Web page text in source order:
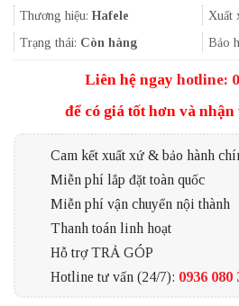
Thương hiệu: Hafele Xuất
Trạng thái: Còn hàng Bảo
Liên hệ ngay hotline:
để có giá tốt hơn và
Cam kết xuất xứ & bảo hành
Miễn phí lắp đặt toàn quốc
Miễn phí vận chuyển nội thành
Thanh toán linh hoạt
Hỗ trợ TRẢ GÓP
Hotline tư vấn (24/7): 0936 080